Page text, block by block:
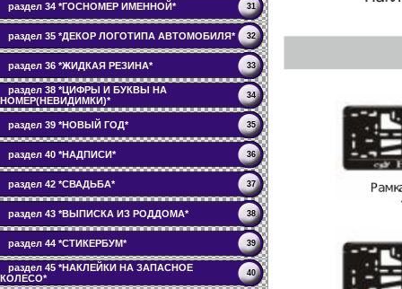
раздел 34 *ГОСНОМЕР ИМЕННОЙ* 31
раздел 35 *ДЕКОР ЛОГОТИПА АВТОМОБИЛЯ* 32
раздел 36 *ЖИДКАЯ РЕЗИНА* 33
раздел 38 *ЦИФРЫ И БУКВЫ НА
НОМЕР(НЕВИДИМКИ)*
34
раздел 39 *НОВЫЙ ГОД* 35
раздел 40 *НАДПИСИ* 36
раздел 42 *СВАДЬБА* 37
раздел 43 *ВЫПИСКА ИЗ РОДДОМА* 38
раздел 44 *СТИКЕРБУМ* 39
раздел 45 *НАКЛЕЙКИ НА ЗАПАСНОЕ
КОЛЕСО*
40